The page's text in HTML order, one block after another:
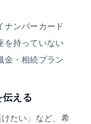
ナンバーカード
を持っていない
金・相続プラン
伝える
けたい」など、希